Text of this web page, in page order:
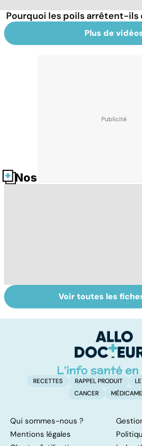
Pourquoi les poils arrêtent-ils
Plus de
Nos fiches santé
pilonidal, un
Voir toutes les
RECETTES RAPPEL PRODUIT
CANCER
Qui sommes-nous ?
Mentions légales